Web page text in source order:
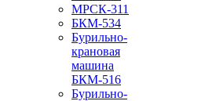
МРСК-311
БКМ-534
Бурильно-
крановая
машина
БКМ-516
Бурильно-